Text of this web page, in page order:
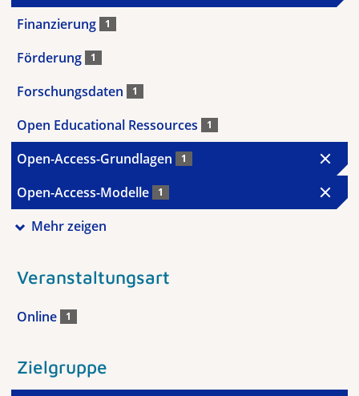
Finanzierung 1
Förderung 1
Forschungsdaten 1
Open Educational Ressources 1
Open-Access-Grundlagen 1
Open-Access-Modelle 1
Mehr zeigen
Veranstaltungsart
Online 1
Zielgruppe